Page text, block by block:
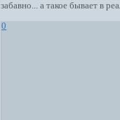
забавно... а такое бывает в
0